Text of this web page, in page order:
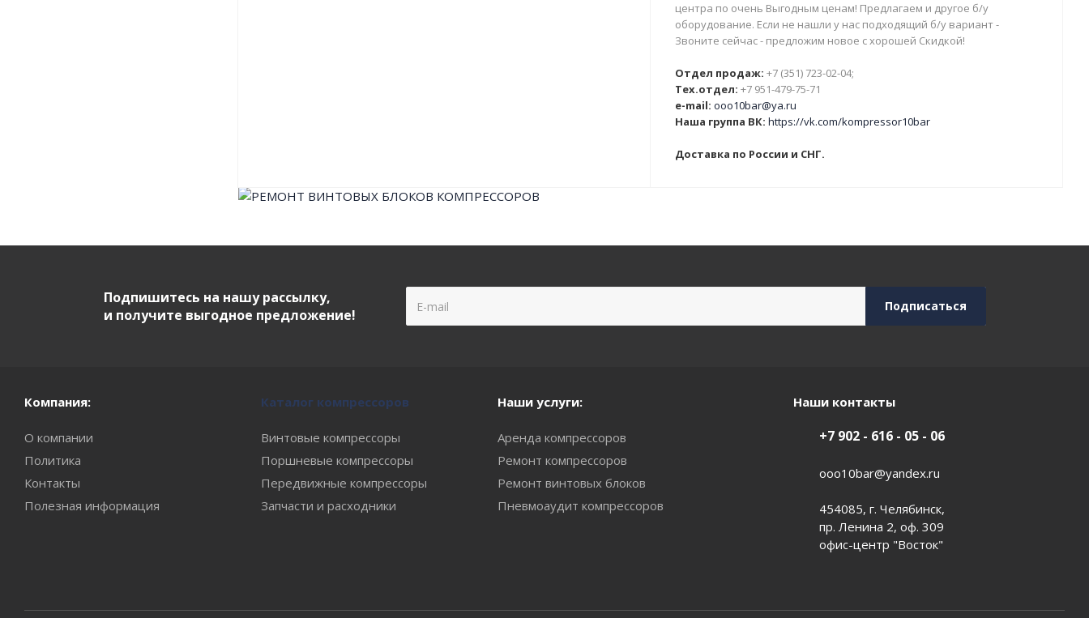
центра по очень Выгодным ценам! Предлагаем и другое б/у
оборудование. Если не нашли у нас подходящий б/у вариант -
Звоните сейчас - предложим новое с хорошей Скидкой!
Отдел продаж: +7 (351) 723-02-04;
Тех.отдел: +7 951-479-75-71
e-mail: ooo10bar@ya.ru
Наша группа ВК: https://vk.com/kompressor10bar
Доставка по России и СНГ.
Подпишитесь на нашу рассылку,
и получите выгодное предложение!
Компания:
О компании
Политика
Контакты
Полезная информация
Каталог компрессоров
Винтовые компрессоры
Поршневые компрессоры
Передвижные компрессоры
Запчасти и расходники
Наши услуги:
Аренда компрессоров
Ремонт компрессоров
Ремонт винтовых блоков
Пневмоаудит компрессоров
Наши контакты
+7 902 - 616 - 05 - 06
ooo10bar@yandex.ru
454085, г. Челябинск,
пр. Ленина 2, оф. 309
офис-центр "Восток"